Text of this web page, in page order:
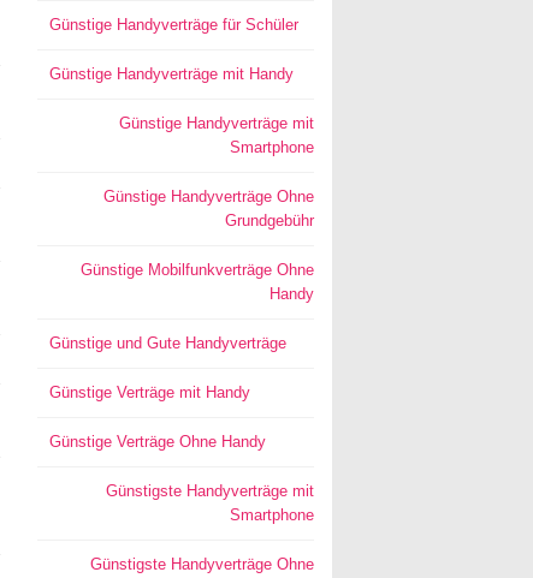
Günstige Handyverträge für Schüler
Günstige Handyverträge mit Handy
Günstige Handyverträge mit
Smartphone
Günstige Handyverträge Ohne
Grundgebühr
Günstige Mobilfunkverträge Ohne
Handy
Günstige und Gute Handyverträge
Günstige Verträge mit Handy
Günstige Verträge Ohne Handy
Günstigste Handyverträge mit
Smartphone
Günstigste Handyverträge Ohne